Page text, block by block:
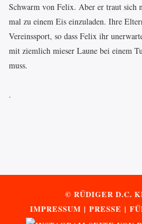
Schwarm von Felix. Aber er traut sich
mal zu einem Eis einzuladen. Ihre
Vereinssport, so dass Felix ihr
mit ziemlich mieser Laune bei einem
muss.
.
© RÜDIGER D.C.
IMPRESSUM | PRESSE |